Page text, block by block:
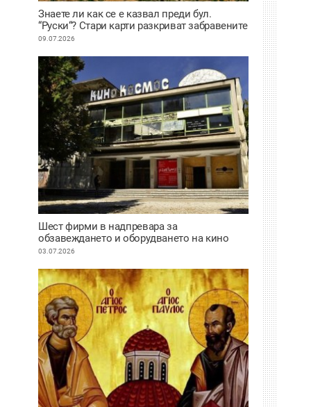
Знаете ли как се е казвал преди бул.
“Руски“? Стари карти разкриват забравените
имена на улиците в Пловдив
09.07.2026
Шест фирми в надпревара за
обзавеждането и оборудването на кино
“Космос“
03.07.2026